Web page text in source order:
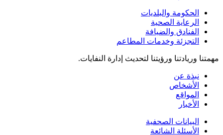
الحكومة والبلديات
الرعاية الصحية
الفنادق والضيافة
التجزئة وخدمات المطاعم
مهمتنا وريادتنا ورؤيتنا لتحديث إدارة النفايات.
نبذة عن
الأشخاص
المواقع
الأخبار
البيانات الصحفية
الأسئلة الشائعة